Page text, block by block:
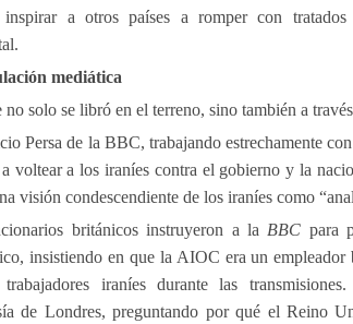
inspirar a otros países a romper con tratados
mediática
no solo se libró en el terreno, sino también a
Persa de la BBC, trabajando estrechamente
voltear a los iraníes contra el gobierno y la
visión condescendiente de los iraníes como
británicos instruyeron a la BBC para
insistiendo en que la AIOC era un
iraníes durante las
de Londres, preguntando por qué el Reino